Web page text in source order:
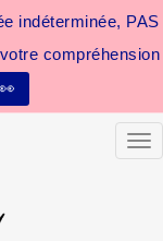
indéterminée, PAS
compréhension